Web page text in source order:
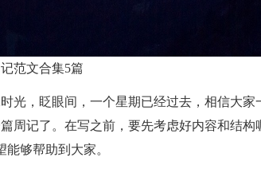
范文合集5篇
光，眨眼间，一个星期已经过去，相信大
周记了。在写之前，要先考虑好内容和结
够帮助到大家。